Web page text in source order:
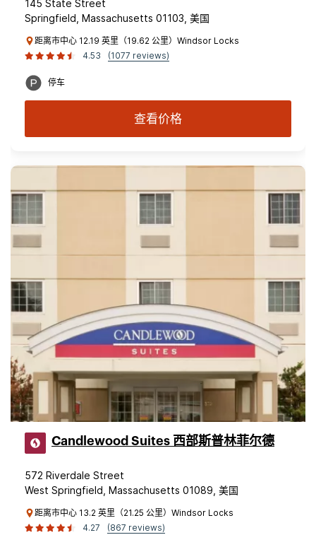
145 State Street
Springfield, Massachusetts 01103, 美国
距离市中心 12.19 英里（19.62 公里）Windsor Locks
4.53
(1077 reviews)
停车
查看价格
Candlewood Suites 西部斯普林菲尔德
572 Riverdale Street
West Springfield, Massachusetts 01089, 美国
距离市中心 13.2 英里（21.25 公里）Windsor Locks
4.27
(867 reviews)